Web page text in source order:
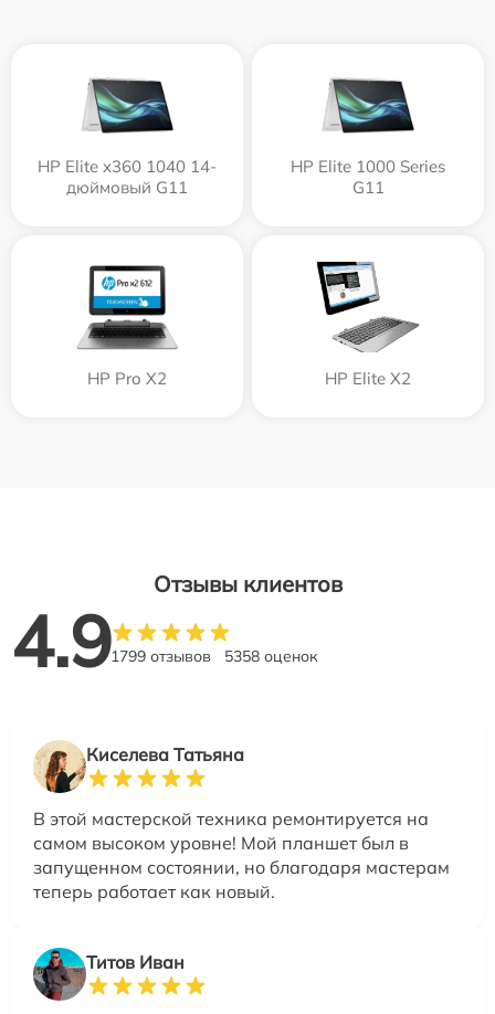
HP Elite x360 1040 14-
дюймовый G11
HP Elite 1000 Series
G11
HP Pro X2 HP Elite X2
Отзывы клиентов
4.91799 отзывов 5358 оценок
Киселева Татьяна
В этой мастерской техника ремонтируется на
самом высоком уровне! Мой планшет был в
запущенном состоянии, но благодаря мастерам
теперь работает как новый.
Титов Иван